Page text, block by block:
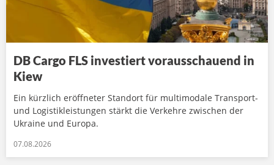
DB Cargo FLS investiert vorausschauend in
Kiew
Ein kürzlich eröffneter Standort für multimodale Transport-
und Logistikleistungen stärkt die Verkehre zwischen der
Ukraine und Europa.
07.08.2026